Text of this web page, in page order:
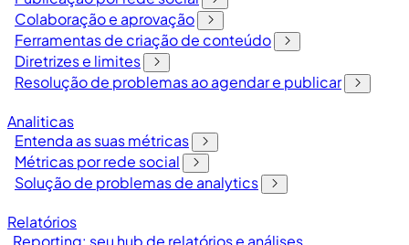
Colaboração e aprovação
Ferramentas de criação de conteúdo
Diretrizes e limites
Resolução de problemas ao agendar e publicar
Analiticas
Entenda as suas métricas
Métricas por rede social
Solução de problemas de analytics
Relatórios
Reporting: seu hub de relatórios e análises